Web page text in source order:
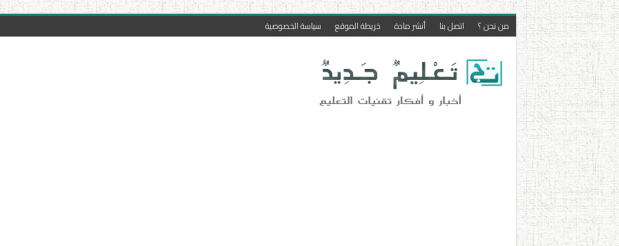
من نحن ؟ اتصل بنا أنشر مادة خريطة الموقع سياسة الخصوصية